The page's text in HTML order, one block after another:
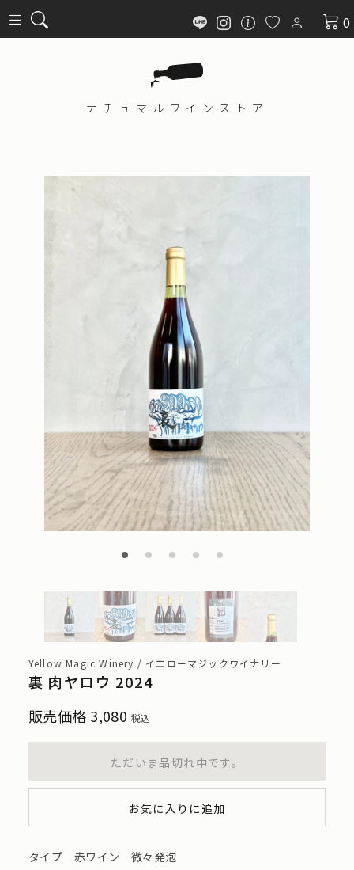
0
ナチュマル ワインストア
Yellow Magic Winery / イエローマジックワイナリー
裏 ⾁ヤロウ 2024
販売価格 3,080 税込
ただいま品切れ中です。
お気に入りに追加
タイプ 赤ワイン 微々発泡